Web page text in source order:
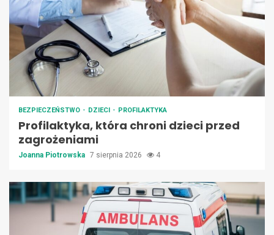
BEZPIECZEŃSTWO DZIECI PROFILAKTYKA
Profilaktyka, która chroni dzieci przed
zagrożeniami
Joanna Piotrowska 7 sierpnia 2026 4